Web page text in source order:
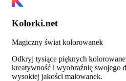
Kolorki.net
Magiczny świat kolorowanek
Odkryj tysiące pięknych
kreatywność i wyobraźnię swojego
wysokiej jakości malowanek.